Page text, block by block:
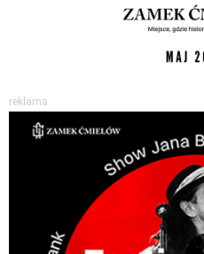
reklama